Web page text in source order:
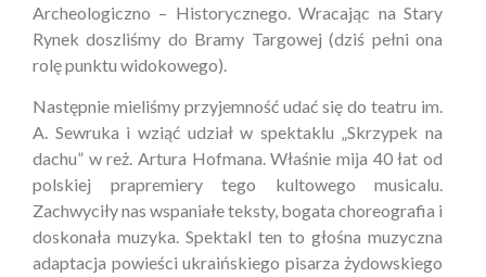
Archeologiczno – Historycznego. Wracając na Stary
Rynek doszliśmy do Bramy Targowej (dziś pełni ona
rolę punktu widokowego).
Następnie mieliśmy przyjemność udać się do teatru im.
A. Sewruka i wziąć udział w spektaklu „Skrzypek na
dachu” w reż. Artura Hofmana. Właśnie mija 40 łat od
polskiej prapremiery tego kultowego musicalu.
Zachwyciły nas wspaniałe teksty, bogata choreografia i
doskonała muzyka. Spektakl ten to głośna muzyczna
adaptacja powieści ukraińskiego pisarza żydowskiego